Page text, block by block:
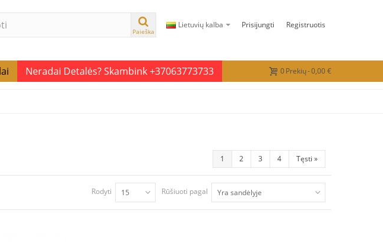
Paieška
Lietuvių kalba Prisijungti Registruotis
0Prekių-0,00 €
Neradai Detalės? Skambink +37063773733
1 2 3 4 Tęsti »
Rūšiuoti pagal Yra sandėlyje
Rodyti 15